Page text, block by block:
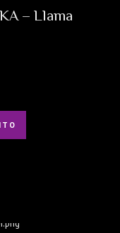
– Llama